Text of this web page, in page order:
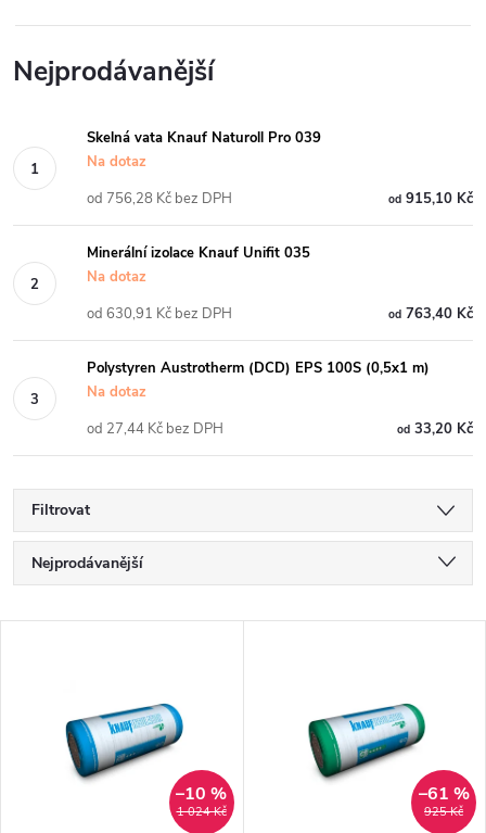
Nejprodávanější
Skelná vata Knauf Naturoll Pro 039
Na dotaz
od915,10 Kč
od 756,28 Kč bez DPH
Minerální izolace Knauf Unifit 035
Na dotaz
od763,40 Kč
od 630,91 Kč bez DPH
Polystyren Austrotherm (DCD) EPS 100S (0,5x1 m)
Na dotaz
od33,20 Kč
od 27,44 Kč bez DPH
Filtrovat
Ř
a
Nejprodávanější
1 024 Kč
–10 %
925 Kč
–61 %